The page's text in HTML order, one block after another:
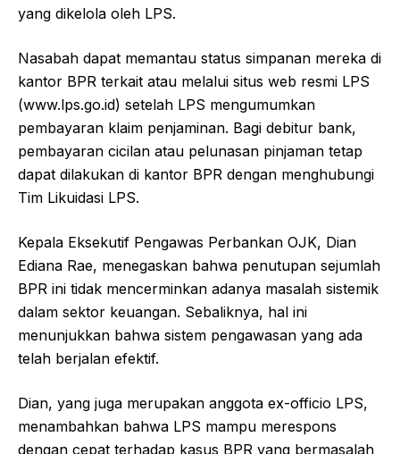
yang dikelola oleh LPS.
Nasabah dapat memantau status simpanan mereka di
kantor BPR terkait atau melalui situs web resmi LPS
(www.lps.go.id) setelah LPS mengumumkan
pembayaran klaim penjaminan. Bagi debitur bank,
pembayaran cicilan atau pelunasan pinjaman tetap
dapat dilakukan di kantor BPR dengan menghubungi
Tim Likuidasi LPS.
Kepala Eksekutif Pengawas Perbankan OJK, Dian
Ediana Rae, menegaskan bahwa penutupan sejumlah
BPR ini tidak mencerminkan adanya masalah sistemik
dalam sektor keuangan. Sebaliknya, hal ini
menunjukkan bahwa sistem pengawasan yang ada
telah berjalan efektif.
Dian, yang juga merupakan anggota ex-officio LPS,
menambahkan bahwa LPS mampu merespons
dengan cepat terhadap kasus BPR yang bermasalah